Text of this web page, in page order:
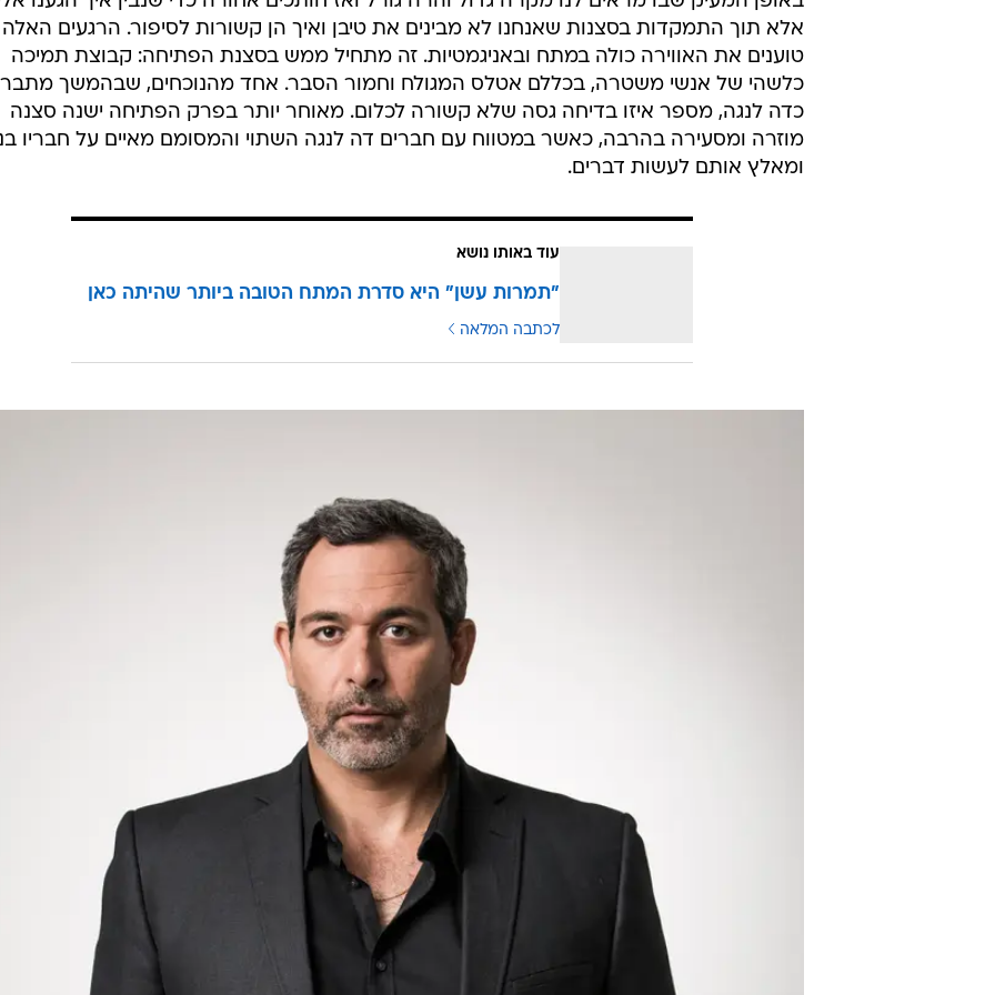
אלא תוך התמקדות בסצנות שאנחנו לא מבינים את טיבן ואיך הן קשורות לסיפור. הרגעים האלה
טוענים את האווירה כולה במתח ובאניגמטיות. זה מתחיל ממש בסצנת הפתיחה: קבוצת תמיכה
כלשהי של אנשי משטרה, בכללם אטלס המגולח וחמור הסבר. אחד מהנוכחים, שבהמשך
כדה לנגה, מספר איזו בדיחה גסה שלא קשורה לכלום. מאוחר יותר בפרק הפתיחה ישנה סצנה
מוזרה ומסעירה בהרבה, כאשר במטווח עם חברים דה לנגה השתוי והמסומם מאיים על חבריו
ומאלץ אותם לעשות דברים.
עוד באותו נושא
"תמרות עשן" היא סדרת המתח הטובה ביותר שהיתה כאן
לכתבה המלאה